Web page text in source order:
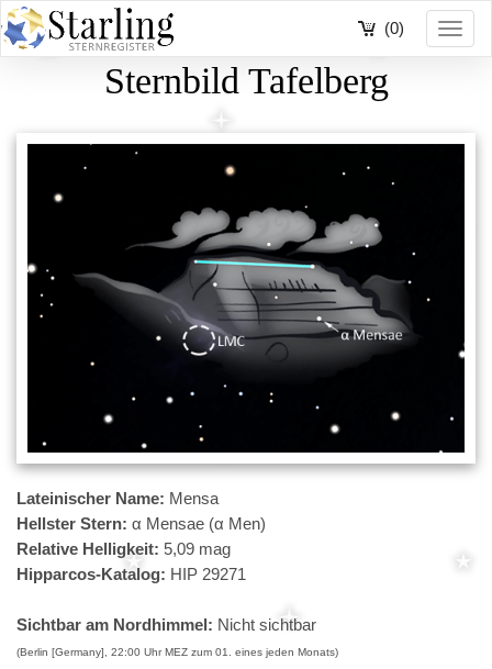
(0)
Sternbild Tafelberg
Lateinischer Name: Mensa
Hellster Stern: α Mensae (α Men)
Relative Helligkeit: 5,09 mag
Hipparcos-Katalog: HIP 29271
Sichtbar am Nordhimmel: Nicht sichtbar
(Berlin [Germany], 22:00 Uhr MEZ zum 01. eines jeden Monats)